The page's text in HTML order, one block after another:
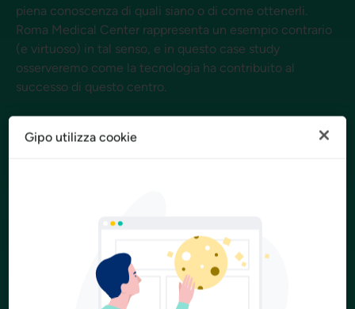
piena conoscenza di quali siano o di come ottenerli.
Roma Medical Center rappresenta un esempio contrario
(e virtuoso) in tal senso, e in questo case study
osserveremo come la tecnologia ha contribuito al
successo di questo centro.
Gipo utilizza cookie